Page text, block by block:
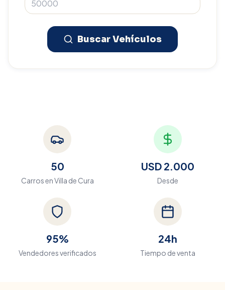
Buscar Vehículos
50
Carros enVilla de Cura
USD 2.000
Desde
95%
Vendedores verificados
24h
Tiempo de venta